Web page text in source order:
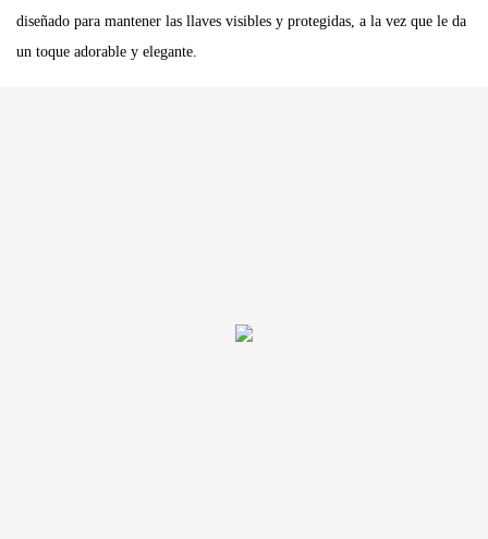
diseñado para mantener las llaves visibles y protegidas, a la vez que le da
un toque adorable y elegante.